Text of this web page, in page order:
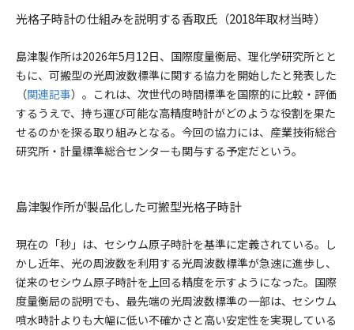
光格子時計の仕組みを説明する香取氏（2018年取材当時）
島津製作所は2026年5月12日、国際度量衡局、理化学研究所とと
もに、可搬型の光周波数標準に関する協力を開始したと発表した
（関連記事）。これは、次世代の時間標準を国際的に比較・評価
するうえで、持ち運び可能な高精度時計がどのような役割を果た
せるのかを探る取り組みとなる。今回の協力には、産業技術総合
研究所・計量標準総合センターも関与する予定だという。
島津製作所が製品化した可搬型光格子時計
現在の「秒」は、セシウム原子時計を基準に定義されている。し
かし近年、光の周波数を利用する光周波数標準が急速に進歩し、
従来のセシウム原子時計を上回る精度を示すようになった。国際
度量衡局の説明でも、最先端の光周波数標準の一部は、セシウム
噴水時計よりも大幅に低い不確かさと高い安定性を実現している